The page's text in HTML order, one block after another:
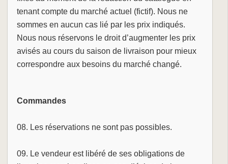
tenant compte du marché actuel (fictif). Nous ne
sommes en aucun cas lié par les prix indiqués.
Nous nous réservons le droit d’augmenter les prix
avisés au cours du saison de livraison pour mieux
correspondre aux besoins du marché changé.
Commandes
08. Les réservations ne sont pas possibles.
09. Le vendeur est libéré de ses obligations de